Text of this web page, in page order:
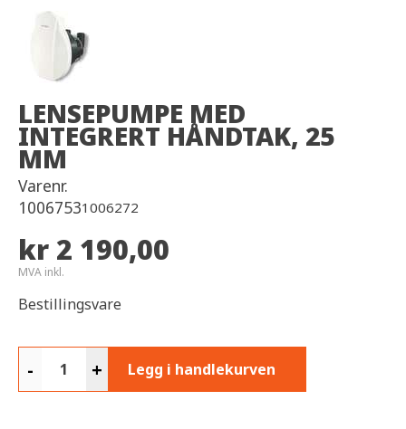
LENSEPUMPE MED
INTEGRERT HÅNDTAK, 25
MM
Varenr.
10067531006272
kr 2 190,00
MVA inkl.
Bestillingsvare
- + Legg i handlekurven